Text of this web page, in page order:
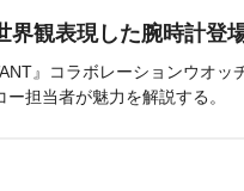
界観表現した腕時計登
』コラボレーションウオッ
担当者が魅力を解説する。